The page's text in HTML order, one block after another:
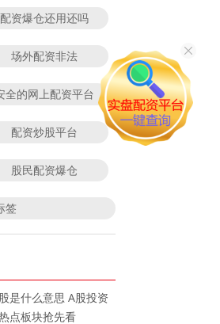
配资爆仓还用还吗
场外配资非法
全的网上配资平台
配资炒股平台
股民配资爆仓
签
是什么意思 A股投资
点板块抢先看